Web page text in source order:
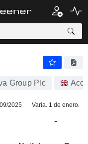
0,2050 p -
Group Plc
2025 Varia. 1 de enero.
-